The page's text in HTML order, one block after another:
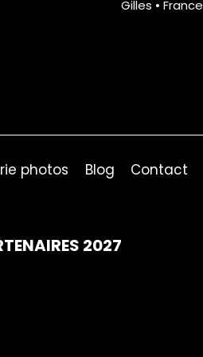
Gilles • France
photos Blog Contact
2027